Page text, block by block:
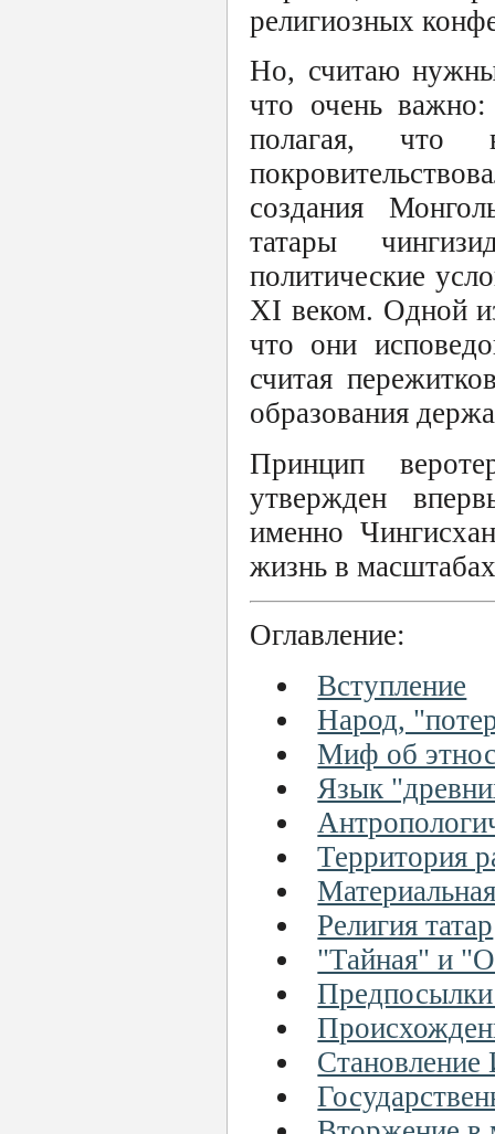
религиозных
Но, считаю
что очень
полагая,
создания
татары
политические
XI веком. Одной
что они
считая
образования
Принцип
утвержден
именно
жизнь в
Оглавление:
Вступление
Народ,
Миф об
Язык
Территория
Религия татар
"Тайная" и